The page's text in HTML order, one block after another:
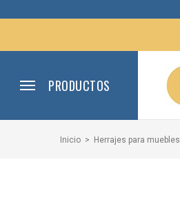
PRODUCTOS
Inicio Herrajes para muebles